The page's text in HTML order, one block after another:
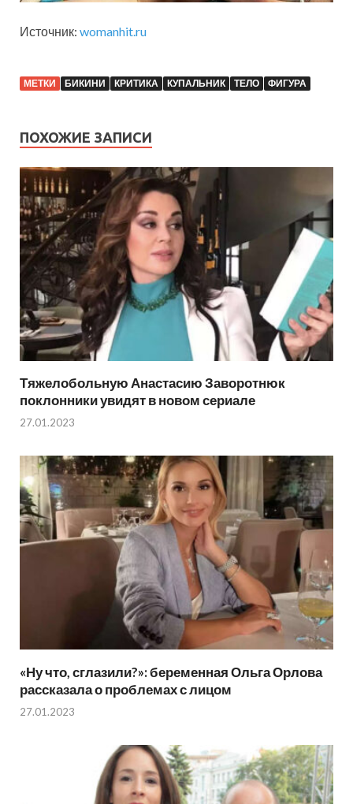
Источник: womanhit.ru
МЕТКИ БИКИНИ КРИТИКА КУПАЛЬНИК ТЕЛО ФИГУРА
ПОХОЖИЕ ЗАПИСИ
Тяжелобольную Анастасию Заворотнюк
поклонники увидят в новом сериале
27.01.2023
«Ну что, сглазили?»: беременная Ольга Орлова
рассказала о проблемах с лицом
27.01.2023